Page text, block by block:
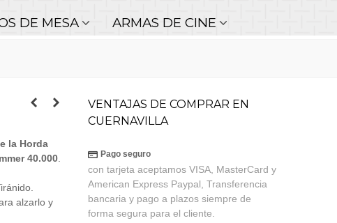
DE MESA ARMAS DE CINE
la Horda
40.000.
alzarlo y
VENTAJAS DE COMPRAR EN
CUERNAVILLA
Pago seguro
con tarjeta aceptamos VISA, MasterCard y
American Express Paypal, Transferencia
bancaria y pago a plazos siempre de
forma segura para el cliente.